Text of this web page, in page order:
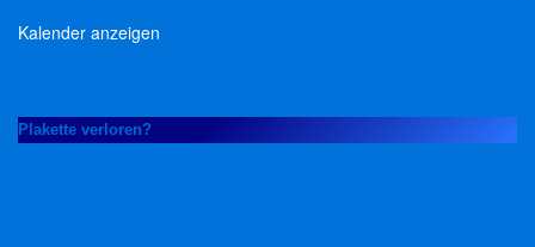
Kalender anzeigen
Plakette verloren?